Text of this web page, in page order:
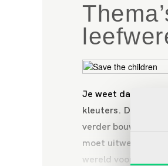
Je weet dat je als
kleuters. Die
verder bouwt naar
moet uitwerken die
wereld voor de